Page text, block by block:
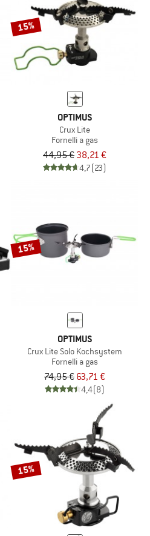
15%
OPTIMUS
Crux Lite
Fornelli a gas
44,95 € 38,21 €
4,7(23)
15%
OPTIMUS
Crux Lite Solo Kochsystem
Fornelli a gas
74,95 € 63,71 €
4,4(8)
15%